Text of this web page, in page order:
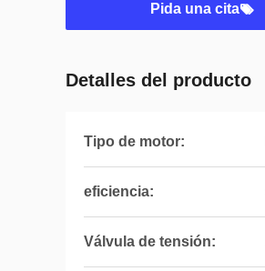
Pida una cita
Detalles del producto
Tipo de motor:
eficiencia:
Válvula de tensión: